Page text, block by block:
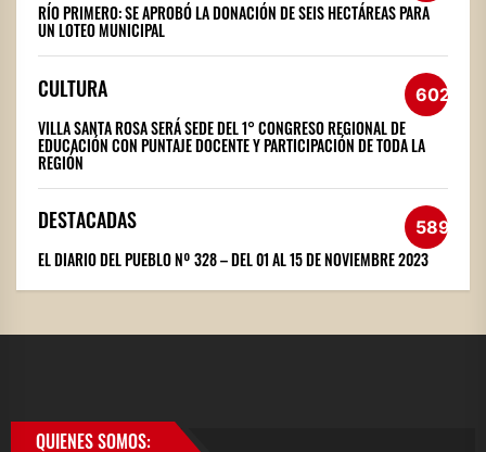
RÍO PRIMERO: SE APROBÓ LA DONACIÓN DE SEIS HECTÁREAS PARA
UN LOTEO MUNICIPAL
CULTURA 602
VILLA SANTA ROSA SERÁ SEDE DEL 1° CONGRESO REGIONAL DE
EDUCACIÓN CON PUNTAJE DOCENTE Y PARTICIPACIÓN DE TODA LA
REGIÓN
DESTACADAS 589
EL DIARIO DEL PUEBLO Nº 328 – DEL 01 AL 15 DE NOVIEMBRE 2023
QUIENES SOMOS: